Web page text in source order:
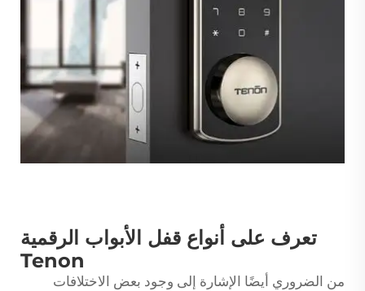
تعرف على أنواع قفل الأبواب الرقمية
Tenon
من الضروري أيضًا الإشارة إلى وجود بعض الاختلافات